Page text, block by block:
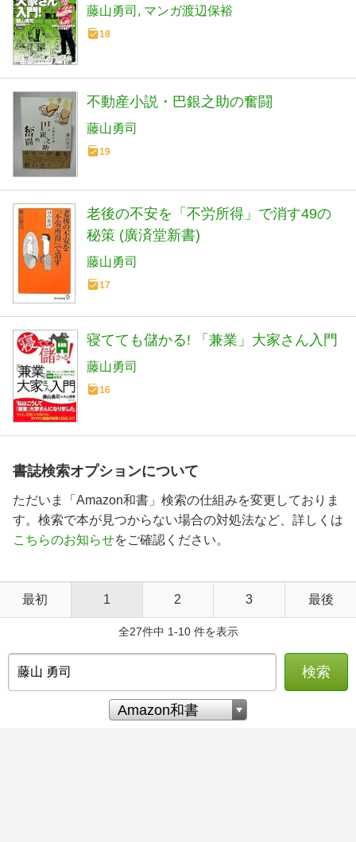
藤山勇司 マンガ渡辺保裕
18
不動産小説・巴銀之助の奮闘
藤山勇司
19
老後の不安を「不労所得」で消す49の
秘策 (廣済堂新書)
藤山勇司
17
寝てても儲かる! 「兼業」大家さん入門
藤山勇司
16
書誌検索オプションについて
ただいま「Amazon和書」検索の仕組みを変更しておりま
す。検索で本が見つからない場合の対処法など、詳しくは
こちらのお知らせをご確認ください。
最初 1 2 3 最後
全27件中 1-10 件を表示
検索